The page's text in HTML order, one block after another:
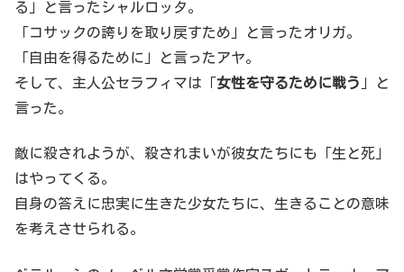
る」と言ったシャルロッタ。
「コサックの誇りを取り戻すため」と言ったオリガ。
「自由を得るために」と言ったアヤ。
そして、主人公セラフィマは「女性を守るために戦う 」と
言った。
敵に殺されようが、殺されまいが彼女たちにも「生と死」
はやってくる。
自身の答えに忠実に生きた少女たちに、生きることの意味
を考えさせられる。